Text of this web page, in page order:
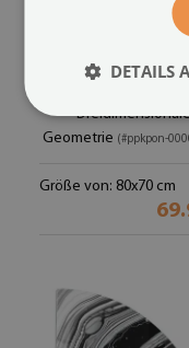
Glasplatte für
Geometrie (#ppkpon-
Größe von: 80x70 cm
DETAILS